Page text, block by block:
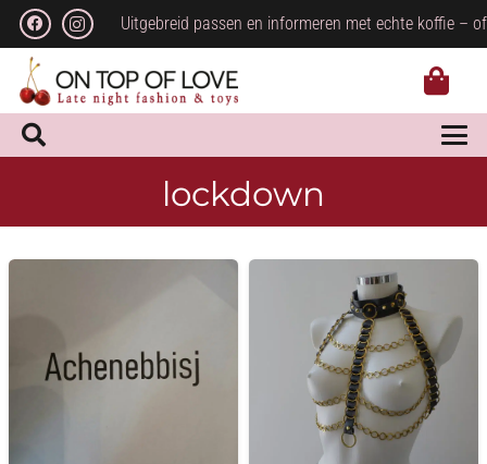
Uitgebreid passen en informeren met echte koffie –
lockdown